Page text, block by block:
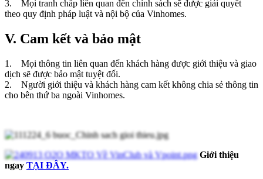
3. Mọi tranh chấp liên quan đến chính sách sẽ được giải quyết
theo quy định pháp luật và nội bộ của Vinhomes.
V. Cam kết và bảo mật
1. Mọi thông tin liên quan đến khách hàng được giới thiệu và giao
dịch sẽ được bảo mật tuyệt đối.
2. Người giới thiệu và khách hàng cam kết không chia sẻ thông tin
cho bên thứ ba ngoài Vinhomes.
Giới thiệu
ngay TẠI ĐÂY.